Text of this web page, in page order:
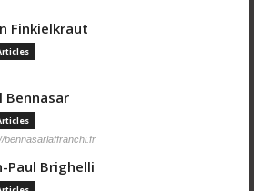
Finkielkraut
Bennasar
bennasarlaffranchi.fr
Paul Brighelli